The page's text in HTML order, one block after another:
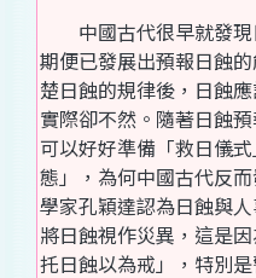
中國古代很早就發現
期便已發展出預報日蝕
楚日蝕的規律後，日蝕
實際卻不然。隨著日蝕
可以好好準備「救日儀
態」，為何中國古代反
學家孔穎達認為日蝕與
將日蝕視作災異，這是
托日蝕以為戒」，特別